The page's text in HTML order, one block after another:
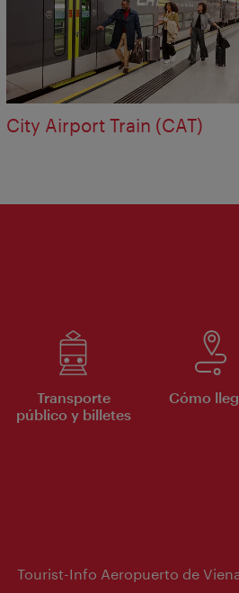
City Airport Train (CAT)
Transporte
público y billetes
Cómo
Tourist-Info Aeropuerto de